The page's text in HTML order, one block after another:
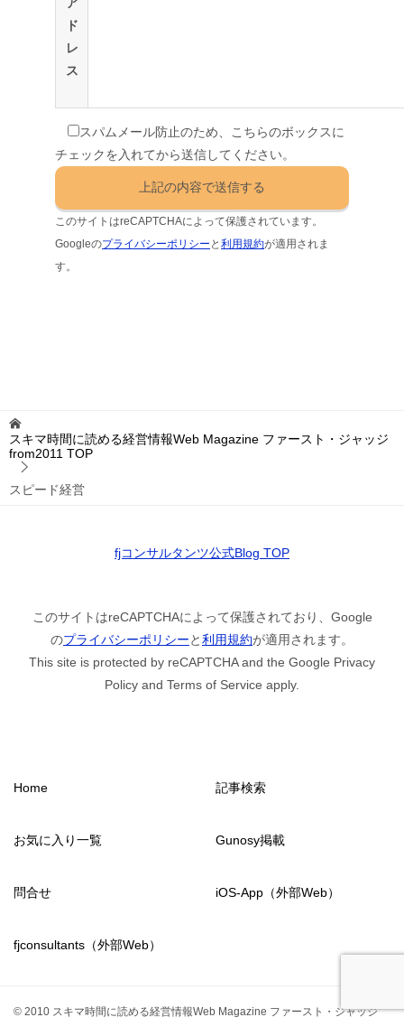
ア
ド
レ
ス
スパムメール防止のため、こちらのボックスに
チェックを入れてから送信してください。
このサイトはreCAPTCHAによって保護されています。
Googleのプライバシーポリシー と利用規約が適用されま
す。
スキマ時間に読める経営情報Web Magazine ファースト・ジャッジ
from2011 TOP
スピード経営
fjコンサルタンツ公式Blog TOP
このサイトはreCAPTCHAによって保護されており、Google
のプライバシーポリシーと利用規約が適用されます。
This site is protected by reCAPTCHA and the Google Privacy
Policy and Terms of Service apply.
Home 記事検索
お気に入り一覧 Gunosy掲載
問合せ iOS-App（外部Web）
fjconsultants（外部Web）
© 2010 スキマ時間に読める経営情報Web Magazine ファースト・ジャッジ